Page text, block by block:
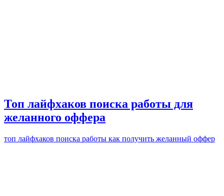
Топ лайфхаков поиска работы для
желанного оффера
топ лайфхаков поиска работы как получить желанный оффер